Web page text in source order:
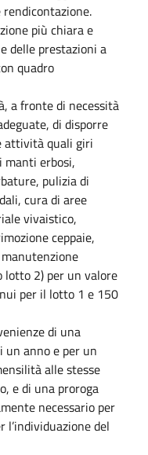
più chiara e
delle prestazioni a
quadro
a fronte di necessità
di disporre
attività quali giri
manti erbosi,
pulizia di
cura di aree
vivaistico,
ceppaie,
lotto 2) per un valore
per il lotto 1 e 150
di una
un anno e per un
alle stesse
e di una proroga
necessario per
l’individuazione del